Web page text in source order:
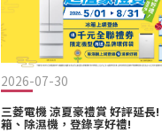
2026-07-30
三菱電機 涼夏豪禮賞 好評延長
箱、除濕機，登錄享好禮!